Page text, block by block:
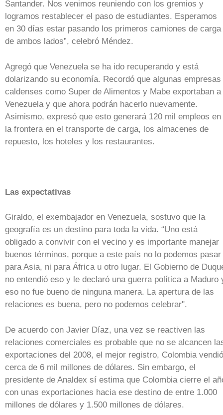
Santander. Nos venimos reuniendo con los gremios y
logramos restablecer el paso de estudiantes. Esperamos
en 30 días estar pasando los primeros camiones de carga
de ambos lados”, celebró Méndez.
Agregó que Venezuela se ha ido recuperando y está
dolarizando su economía. Recordó que algunas empresas
caldenses como Super de Alimentos y Mabe exportaban a
Venezuela y que ahora podrán hacerlo nuevamente.
Asimismo, expresó que esto generará 120 mil empleos en
la frontera en el transporte de carga, los almacenes de
repuesto, los hoteles y los restaurantes.
Las expectativas
Giraldo, el exembajador en Venezuela, sostuvo que la
geografía es un destino para toda la vida. “Uno está
obligado a convivir con el vecino y es importante manejar
buenos términos, porque a este país no lo podemos pasar
para Asia, ni para África u otro lugar. El Gobierno de
no entendió eso y le declaró una guerra política a Maduro
eso no fue bueno de ninguna manera. La apertura de las
relaciones es buena, pero no podemos celebrar".
De acuerdo con Javier Díaz, una vez se reactiven las
relaciones comerciales es probable que no se alcancen
exportaciones del 2008, el mejor registro, Colombia vendió
cerca de 6 mil millones de dólares. Sin embargo, el
presidente de Analdex sí estima que Colombia cierre el
con unas exportaciones hacia ese destino de entre 1.000
millones de dólares y 1.500 millones de dólares.